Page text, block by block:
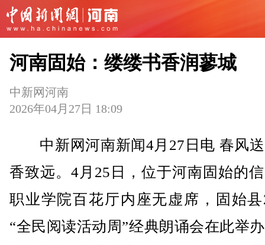
河南固始：缕缕书香润蓼城
中新网河南
2026年04月27日 18:09
中新网河南新闻4月27日电 春风送
香致远。4月25日，位于河南固始的
职业学院百花厅内座无虚席，固始县
“全民阅读活动周”经典朗诵会在此举